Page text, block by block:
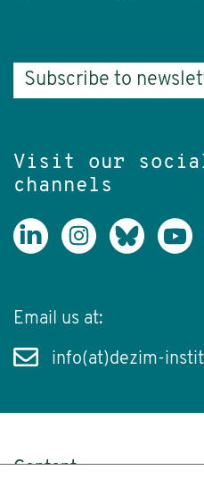
Subscribe to
Visit our
channels
Email us at:
info(at)dezim-
Content